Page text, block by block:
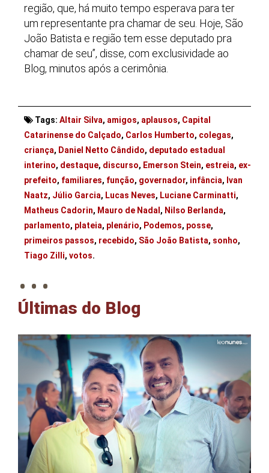
região, que, há muito tempo esperava para ter
um representante pra chamar de seu. Hoje, São
João Batista e região tem esse deputado pra
chamar de seu”, disse, com exclusividade ao
Blog, minutos após a cerimônia.
Tags: Altair Silva, amigos, aplausos, Capital
Catarinense do Calçado, Carlos Humberto, colegas,
criança, Daniel Netto Cândido, deputado estadual
interino, destaque, discurso, Emerson Stein, estreia, ex-
prefeito, familiares, função, governador, infância, Ivan
Naatz, Júlio Garcia, Lucas Neves, Luciane Carminatti,
Matheus Cadorin, Mauro de Nadal , Nilso Berlanda,
parlamento, plateia, plenário, Podemos, posse,
primeiros passos, recebido, São João Batista, sonho,
Tiago Zilli, votos.
. . .
Últimas do Blog